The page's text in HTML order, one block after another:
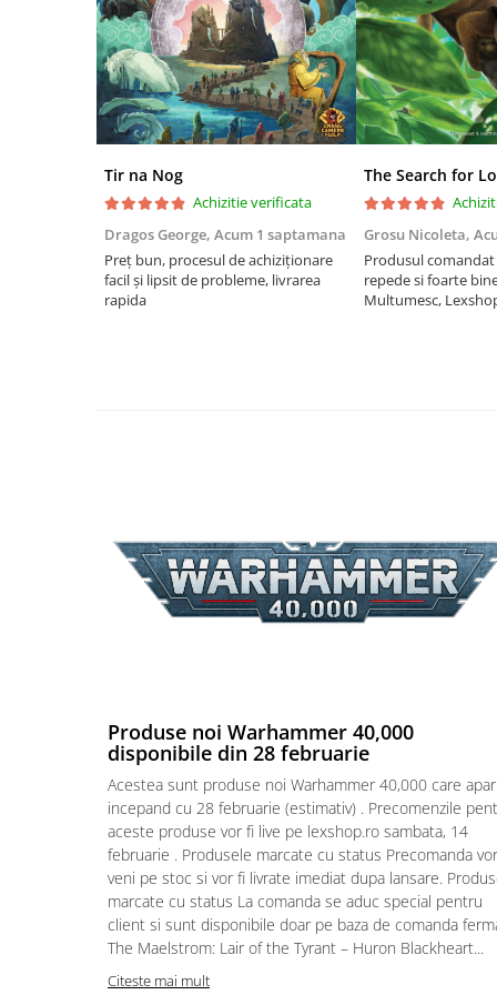
Riftbound singles
Gundam TCG
Puzzle 1000 piese
Accesorii pentru puzzle
Puzzle 3000 piese
Puzzle 1500 piese
Puzzle 20 piese
Puzzle 500 piese
4D Cityscape Time Puzzle
Puzzle 300 piese
Puzzle 70 piese
Puzzle cu 100 piese
Puzzle cu 200 piese
Puzzle 2 in 1
Puzzle 1000 piese panorama
Tir na Nog
Achizitie verificata
Dragos George, Acum 1 saptamana
Preț bun, procesul de achiziționare
facil și lipsit de probleme, livrarea
rapida
The Search for
Grosu Nicoleta,
Produsul
repede si foarte
Multumesc,
Produse noi Warhammer 40,000
disponibile din 28 februarie
Acestea sunt produse noi Warhammer 40,000 care apar
incepand cu 28 februarie (estimativ) . Precomenzile
aceste produse vor fi live pe lexshop.ro sambata, 14
februarie . Produsele marcate cu status Precomanda vor
veni pe stoc si vor fi livrate imediat dupa lansare.
marcate cu status La comanda se aduc special pentru
client si sunt disponibile doar pe baza de comanda
The Maelstrom: Lair of the Tyrant – Huron Blackheart...
Citeste mai mult